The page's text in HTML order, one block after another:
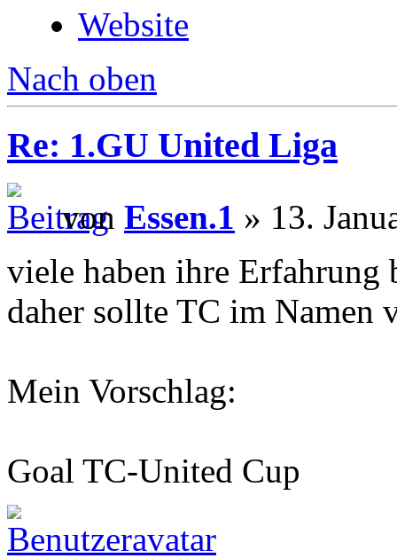
Website
Nach oben
Re: 1.GU United Liga
von Essen.1 » 13.
viele haben ihre Erfahrung
daher sollte TC im Namen
Mein Vorschlag:
Goal TC-United Cup